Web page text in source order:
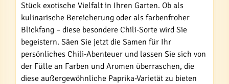
Stück exotische Vielfalt in Ihren Garten. Ob als
kulinarische Bereicherung oder als farbenfroher
Blickfang – diese besondere Chili-Sorte wird Sie
begeistern. Säen Sie jetzt die Samen für Ihr
persönliches Chili-Abenteuer und lassen Sie sich von
der Fülle an Farben und Aromen überraschen, die
diese außergewöhnliche Paprika-Varietät zu bieten